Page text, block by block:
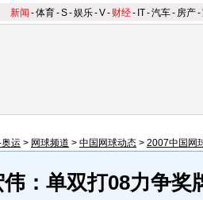
新闻 -体育-S-娱乐-V- 财经- IT-汽车- 房产-
运 > 网球频道 > 中国网球动态 > 2007中国网
：单双打08力争奖